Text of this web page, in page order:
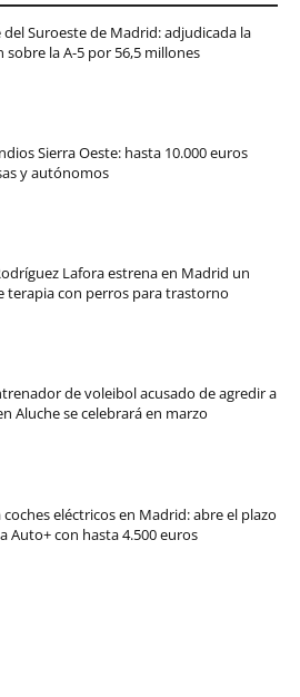
del Suroeste de Madrid: adjudicada la
sobre la A-5 por 56,5 millones
Sierra Oeste: hasta 10.000 euros
y autónomos
Lafora estrena en Madrid un
terapia con perros para trastorno
de voleibol acusado de agredir a
Aluche se celebrará en marzo
eléctricos en Madrid: abre el plazo
Auto+ con hasta 4.500 euros